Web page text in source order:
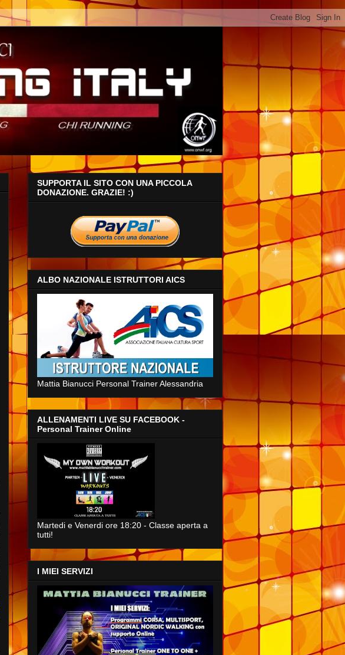
SUPPORTA IL SITO CON UNA PICCOLA
DONAZIONE. GRAZIE! :)
ALBO NAZIONALE ISTRUTTORI AICS
Mattia Bianucci Personal Trainer Alessandria
ALLENAMENTI LIVE SU FACEBOOK -
Personal Trainer Online
Martedi e Venerdi ore 18:20 - Classe aperta a
tutti!
I MIEI SERVIZI